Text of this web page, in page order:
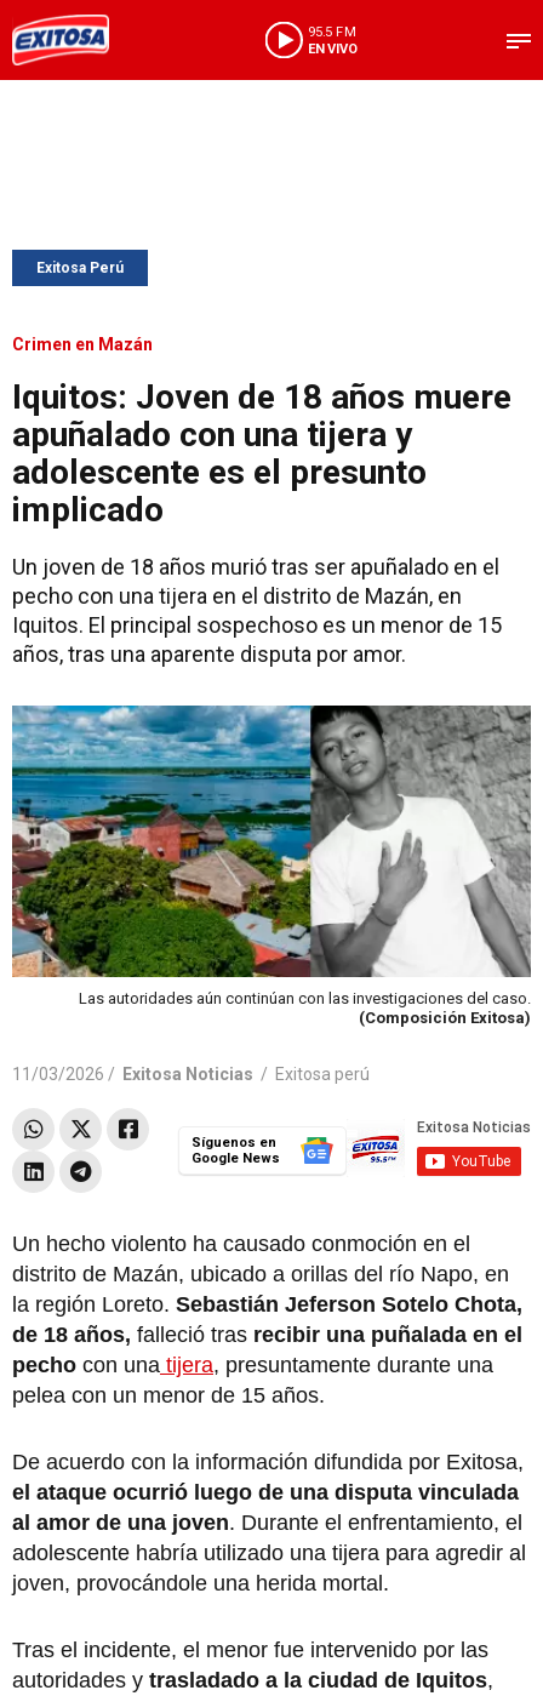
95.5 FM
EN VIVO
Exitosa Perú
Crimen en Mazán
Iquitos: Joven de 18 años muere
apuñalado con una tijera y
adolescente es el presunto
implicado
Un joven de 18 años murió tras ser apuñalado en el
pecho con una tijera en el distrito de Mazán, en
Iquitos. El principal sospechoso es un menor de 15
años, tras una aparente disputa por amor.
Las autoridades aún continúan con las investigaciones del caso.
(Composición Exitosa)
11/03/2026 / Exitosa Noticias / Exitosa perú
Síguenos en
Google News
Un hecho violento ha causado conmoción en el
distrito de Mazán, ubicado a orillas del río Napo, en
la región Loreto. Sebastián Jeferson Sotelo Chota,
de 18 años, falleció tras recibir una puñalada en el
pecho con una tijera, presuntamente durante una
pelea con un menor de 15 años.
De acuerdo con la información difundida por Exitosa,
el ataque ocurrió luego de una disputa vinculada
al amor de una joven. Durante el enfrentamiento, el
adolescente habría utilizado una tijera para agredir al
joven, provocándole una herida mortal.
Tras el incidente, el menor fue intervenido por las
autoridades y trasladado a la ciudad de Iquitos,